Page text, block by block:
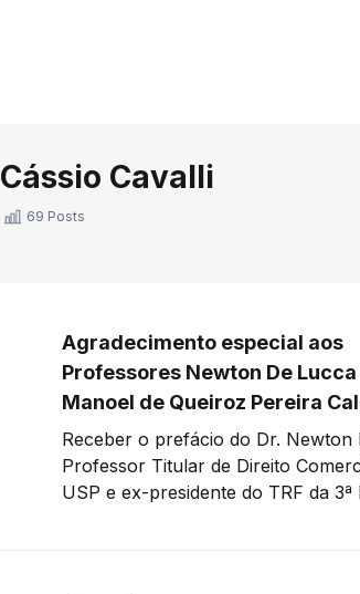
Cássio Cavalli
69 Posts
Agradecimento especial aos
Professores Newton De Lucca
Manoel de Queiroz Pereira
Receber o prefácio do Dr. Newton
Professor Titular de Direito
USP e ex-presidente do TRF da 3ª